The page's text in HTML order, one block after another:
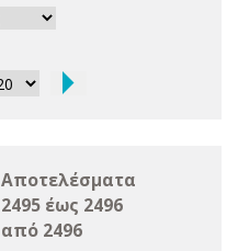
Αποτελέσματα
2495 έως 2496
από 2496